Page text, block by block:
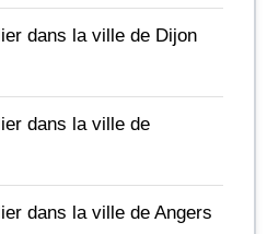
dans la ville de Dijon
dans la ville de
dans la ville de Angers